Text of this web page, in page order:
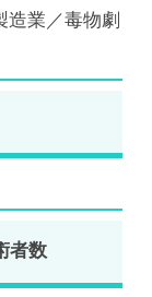
造業／毒物劇
者数